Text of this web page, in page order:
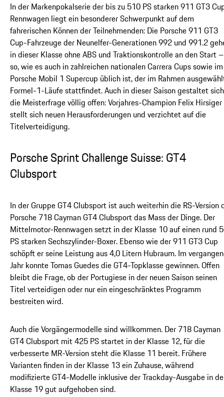
In der Markenpokalserie der bis zu 510 PS starken 911 GT3
Rennwagen liegt ein besonderer Schwerpunkt auf dem
fahrerischen Können der Teilnehmenden: Die Porsche 911 GT3
Cup-Fahrzeuge der Neunelfer-Generationen 992 und 991.2
in dieser Klasse ohne ABS und Traktionskontrolle an den Start –
so, wie es auch in zahlreichen nationalen Carrera Cups sowie im
Porsche Mobil 1 Supercup üblich ist, der im Rahmen
Formel-1-Läufe stattfindet. Auch in dieser Saison gestaltet sich
die Meisterfrage völlig offen: Vorjahres-Champion Felix Hirsiger
stellt sich neuen Herausforderungen und verzichtet auf die
Titelverteidigung.
Porsche Sprint Challenge Suisse: GT4
Clubsport
In der Gruppe GT4 Clubsport ist auch weiterhin die RS-Version
Porsche 718 Cayman GT4 Clubsport das Mass der Dinge. Der
Mittelmotor-Rennwagen setzt in der Klasse 10 auf einen rund
PS starken Sechszylinder-Boxer. Ebenso wie der 911 GT3 Cup
schöpft er seine Leistung aus 4,0 Litern Hubraum. Im
Jahr konnte Tomas Guedes die GT4-Topklasse gewinnen. Offen
bleibt die Frage, ob der Portugiese in der neuen Saison seinen
Titel verteidigen oder nur ein eingeschränktes Programm
bestreiten wird.
Auch die Vorgängermodelle sind willkommen. Der 718 Cayman
GT4 Clubsport mit 425 PS startet in der Klasse 12, für die
verbesserte MR-Version steht die Klasse 11 bereit. Frühere
Varianten finden in der Klasse 13 ein Zuhause, während
modifizierte GT4-Modelle inklusive der Trackday-Ausgabe in
Klasse 19 gut aufgehoben sind.